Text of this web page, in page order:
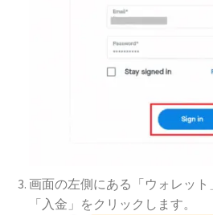
画面の左側にある「ウォレット
「入金」をクリックします。